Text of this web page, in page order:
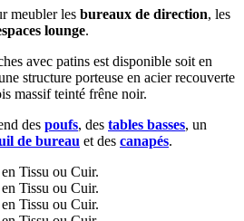
meubler les bureaux de direction, les
lounge.
avec patins est disponible soit en
structure porteuse en acier recouverte
massif teinté frêne noir.
des poufs, des tables basses, un
de bureau et des canapés.